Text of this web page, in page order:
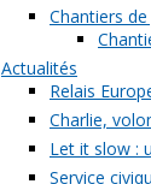
Chantiers
Actualités
Relais
Charlie,
Let it slow :
Service